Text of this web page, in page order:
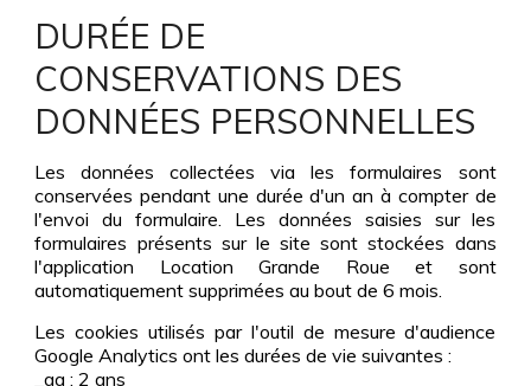
DURÉE DE
CONSERVATIONS DES
DONNÉES PERSONNELLES
Les données collectées via les formulaires sont
conservées pendant une durée d'un an à compter de
l'envoi du formulaire. Les données saisies sur les
formulaires présents sur le site sont stockées dans
l'application Location Grande Roue et sont
automatiquement supprimées au bout de 6 mois.
Les cookies utilisés par l'outil de mesure d'audience
Google Analytics ont les durées de vie suivantes :
_ga : 2 ans